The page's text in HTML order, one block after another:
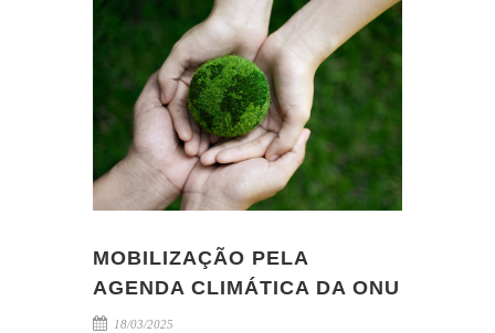
MOBILIZAÇÃO PELA
AGENDA CLIMÁTICA DA ONU
18/03/2025